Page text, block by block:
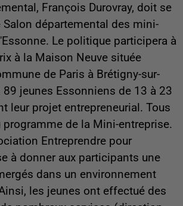
François Durovray, doit se
Salon départemental des mini-
Le politique participera à
à la Maison Neuve située
de Paris à Brétigny-sur-
89 jeunes Essonniens de 13 à 23
leur projet entrepreneurial. Tous
de la Mini-entreprise.
Entreprendre pour
à donner aux participants une
dans un environnement
les jeunes ont effectué des